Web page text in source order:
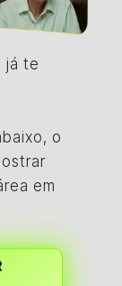
já te
o
em